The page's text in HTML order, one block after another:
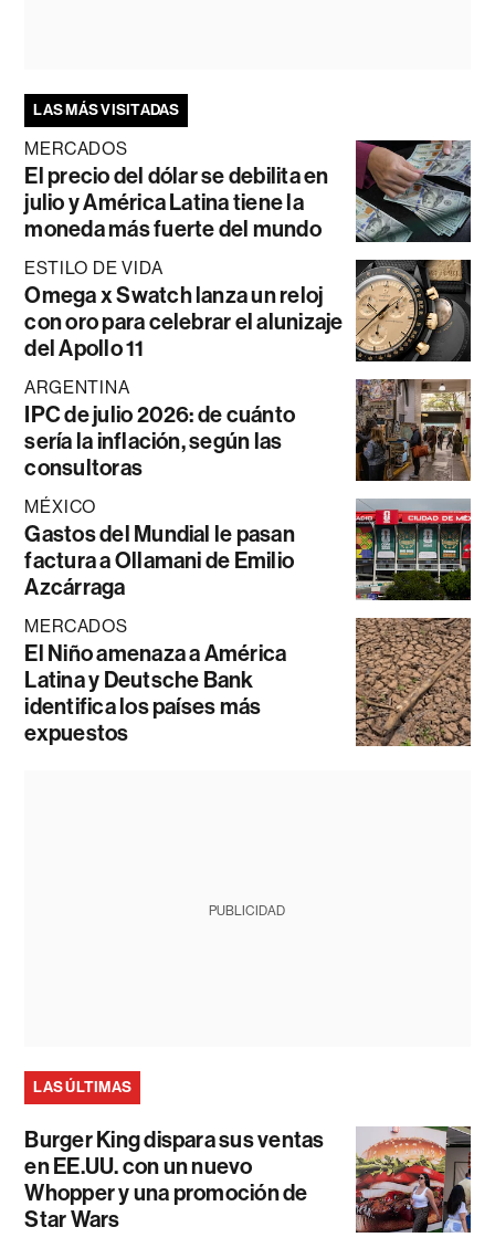
LAS MÁS VISITADAS
MERCADOS
El precio del dólar se debilita en
julio y América Latina tiene la
moneda más fuerte del mundo
ESTILO DE VIDA
Omega x Swatch lanza un reloj
con oro para celebrar el alunizaje
del Apollo 11
ARGENTINA
IPC de julio 2026: de cuánto
sería la inflación, según las
consultoras
MÉXICO
Gastos del Mundial le pasan
factura a Ollamani de Emilio
Azcárraga
MERCADOS
El Niño amenaza a América
Latina y Deutsche Bank
identifica los países más
expuestos
PUBLICIDAD
LAS ÚLTIMAS
Burger King dispara sus ventas
en EE.UU. con un nuevo
Whopper y una promoción de
Star Wars